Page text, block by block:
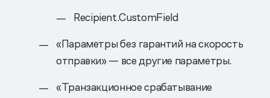
Recipient.CustomField
«Параметры без гарантий на скорость
отправки» — все другие параметры.
«Транзакционное срабатывание